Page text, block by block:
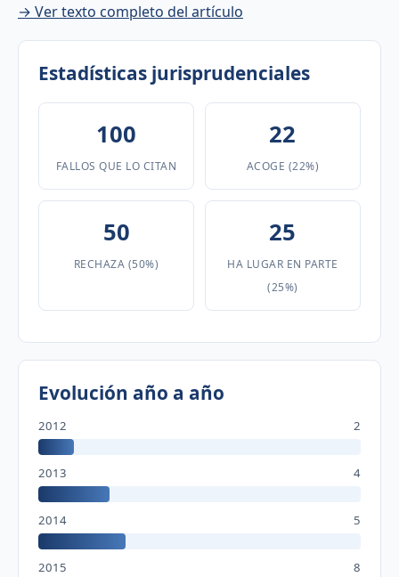
→ Ver texto completo del artículo
Estadísticas jurisprudenciales
100
FALLOS QUE LO CITAN
22
ACOGE (22%)
50
RECHAZA (50%)
25
HA LUGAR EN PARTE
(25%)
Evolución año a año
2012 2
2013 4
2014 5
2015 8